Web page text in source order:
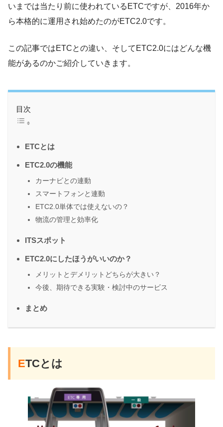
いまでは当たり前に使われているETCですが、2016年か
ら本格的に運用され始めたのがETC2.0です。
この記事ではETCとの違い、そしてETC2.0にはどんな機
能があるのかご紹介していきます。
目次
ETCとは
ETC2.0の機能
カーナビとの連動
スマートフォンと連動
ETC2.0単体では使えないの？
物流の管理と効率化
ITSスポット
ETC2.0にしたほうがいいのか？
メリットとデメリットどちらが大きい？
今後、期待できる実験・検討中のサービス
まとめ
ETCとは